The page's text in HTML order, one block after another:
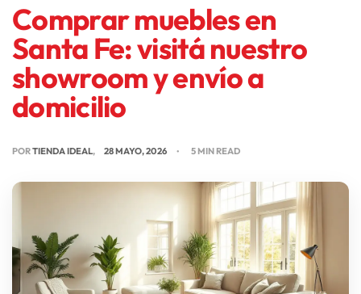
Comprar muebles en
Santa Fe: visitá nuestro
showroom y envío a
domicilio
PORTIENDA IDEAL 28 MAYO, 2026 5 MIN READ